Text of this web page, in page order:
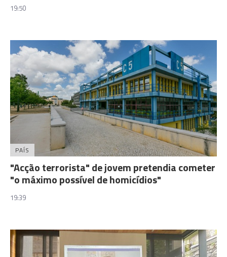
19:50
PAÍS
"Acção terrorista" de jovem pretendia cometer
"o máximo possível de homicídios"
19:39